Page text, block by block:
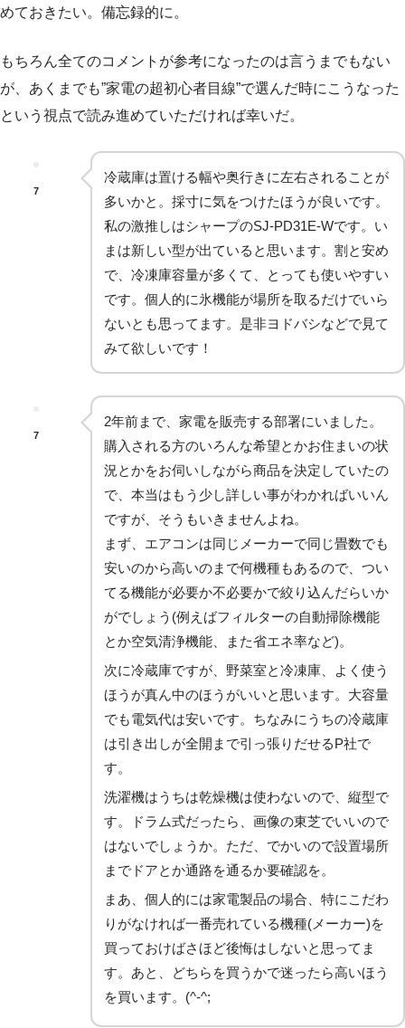
めておきたい。備忘録的に。
もちろん全てのコメントが参考になったのは言うまでもない
が、あくまでも”家電の超初心者目線”で選んだ時にこうなった
という視点で読み進めていただければ幸いだ。
7
冷蔵庫は置ける幅や奥行きに左右されることが
多いかと。採寸に気をつけたほうが良いです。
私の激推しはシャープのSJ-PD31E-Wです。い
まは新しい型が出ていると思います。割と安め
で、冷凍庫容量が多くて、とっても使いやすい
です。個人的に氷機能が場所を取るだけでいら
ないとも思ってます。是非ヨドバシなどで見て
みて欲しいです！
7
2年前まで、家電を販売する部署にいました。
購入される方のいろんな希望とかお住まいの状
況とかをお伺いしながら商品を決定していたの
で、本当はもう少し詳しい事がわかればいいん
ですが、そうもいきませんよね。
まず、エアコンは同じメーカーで同じ畳数でも
安いのから高いのまで何機種もあるので、つい
てる機能が必要か不必要かで絞り込んだらいか
がでしょう(例えばフィルターの自動掃除機能
とか空気清浄機能、また省エネ率など)。
次に冷蔵庫ですが、野菜室と冷凍庫、よく使う
ほうが真ん中のほうがいいと思います。大容量
でも電気代は安いです。ちなみにうちの冷蔵庫
は引き出しが全開まで引っ張りだせるP社で
す。
洗濯機はうちは乾燥機は使わないので、縦型で
す。ドラム式だったら、画像の東芝でいいので
はないでしょうか。ただ、でかいので設置場所
までドアとか通路を通るか要確認を。
まあ、個人的には家電製品の場合、特にこだわ
りがなければ一番売れている機種(メーカー)を
買っておけばさほど後悔はしないと思ってま
す。あと、どちらを買うかで迷ったら高いほう
を買います。(^-^;